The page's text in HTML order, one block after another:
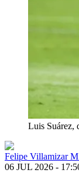
Luis Suárez,
Felipe Villamizar
06 JUL 2026 -